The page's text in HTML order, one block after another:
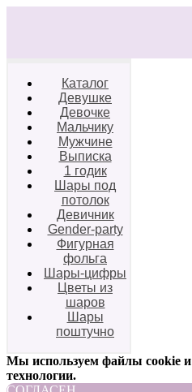
Каталог
Девушке
Девочке
Мальчику
Мужчине
Выписка
1 годик
Шары под
потолок
Девичник
Gender-party
Фигурная
фольга
Шары-цифры
Цветы из
шаров
Шары
поштучно
Мы используем файлы cookie и
технологии.